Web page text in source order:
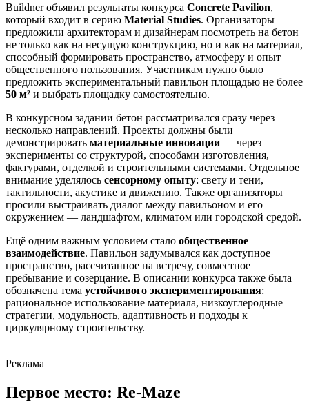
Buildner объявил результаты конкурса Concrete Pavilion,
который входит в серию Material Studies. Организаторы
предложили архитекторам и дизайнерам посмотреть на бетон
не только как на несущую конструкцию, но и как на материал,
способный формировать пространство, атмосферу и опыт
общественного пользования. Участникам нужно было
предложить экспериментальный павильон площадью не более
50 м² и выбрать площадку самостоятельно.
В конкурсном задании бетон рассматривался сразу через
несколько направлений. Проекты должны были
демонстрировать материальные инновации — через
эксперименты со структурой, способами изготовления,
фактурами, отделкой и строительными системами. Отдельное
внимание уделялось сенсорному опыту: свету и тени,
тактильности, акустике и движению. Также организаторы
просили выстраивать диалог между павильоном и его
окружением — ландшафтом, климатом или городской средой.
Ещё одним важным условием стало общественное
взаимодействие. Павильон задумывался как доступное
пространство, рассчитанное на встречу, совместное
пребывание и созерцание. В описании конкурса также была
обозначена тема устойчивого экспериментирования:
рациональное использование материала, низкоуглеродные
стратегии, модульность, адаптивность и подходы к
циркулярному строительству.
Реклама
Первое место: Re-Maze